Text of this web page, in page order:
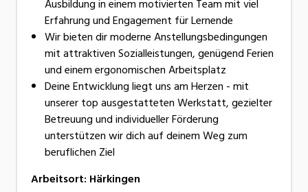
Ausbildung in einem motivierten Team mit viel
Erfahrung und Engagement für Lernende
Wir bieten dir moderne Anstellungsbedingungen
mit attraktiven Sozialleistungen, genügend Ferien
und einem ergonomischen Arbeitsplatz
Deine Entwicklung liegt uns am Herzen - mit
unserer top ausgestatteten Werkstatt, gezielter
Betreuung und individueller Förderung
unterstützen wir dich auf deinem Weg zum
beruflichen Ziel
Arbeitsort: Härkingen